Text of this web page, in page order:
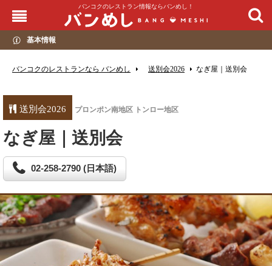
バンコクのレストラン情報ならバンめし！
基本情報
バンコクのレストランなら バンめし 送別会2026 なぎ屋｜送別会
送別会2026 プロンポン南地区 トンロー地区
なぎ屋｜送別会
02-258-2790 (日本語)